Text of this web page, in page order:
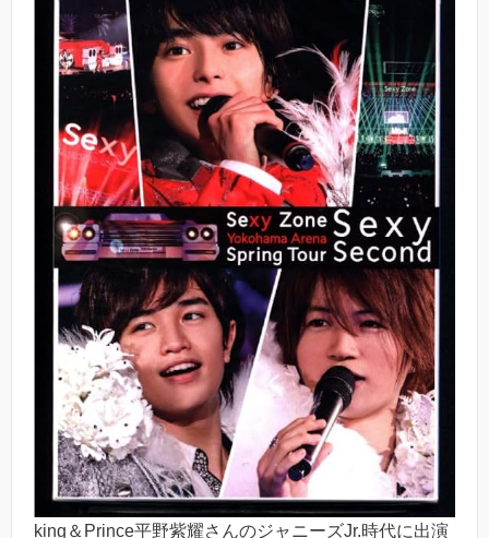
king＆Prince平野紫耀さんのジャニーズJr.時代に出演